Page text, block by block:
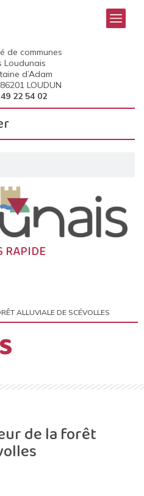
de communes
Loudunais
d’Adam
86201 LOUDUN
22 54 02
RAPIDE
ALLUVIALE DE SCÉVOLLES
de la forêt